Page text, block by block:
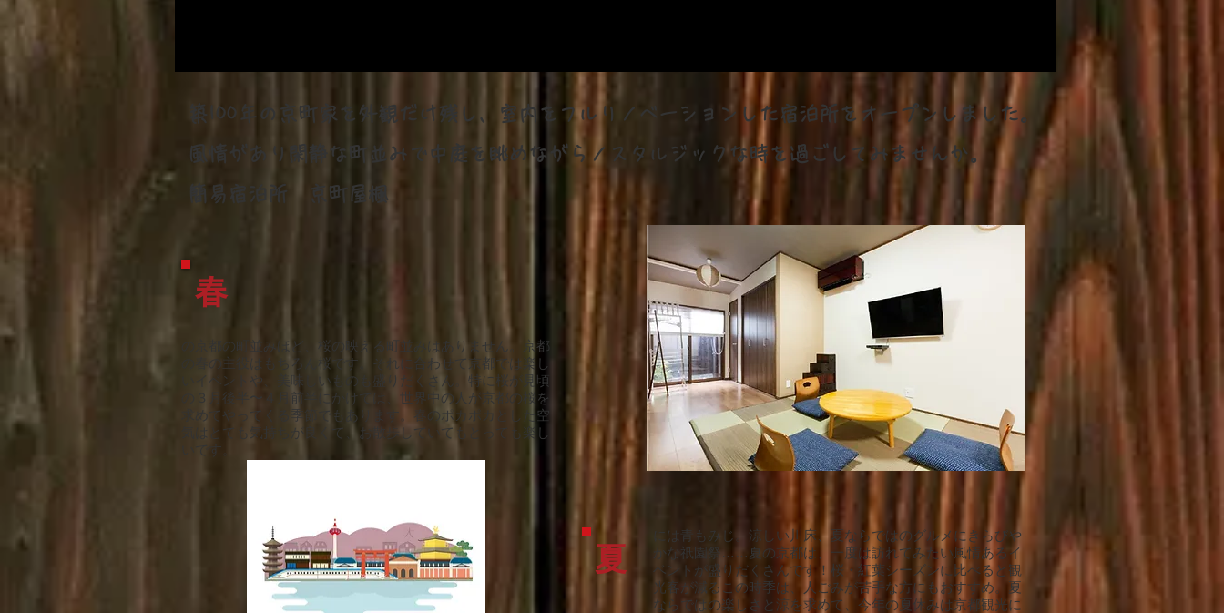
築100年の京町家を外観だけ残し、室内をフルリノベーションした宿泊所をオープンしました。
風情があり閑静な町並みで中庭を眺めながらノスタルジックな時を過ごしてみませんか 。
簡易宿泊所 京町屋楓
春
の京都の町並みほど、桜の映える町並みはありません。京都
の春の主役はもちろん桜です。それに合わせて京都では楽し
いイベントや、美味しいものも盛りだくさん。特に桜が見頃
の３月後半〜４月前半にかけては、世界中の人が京都の桜を
求めてやってくる季節でもあります。春のポカポカとした空
気はとても気持ちが良くて、お散歩していてもとっても楽し
いです。
夏
には青もみじ。涼しい川床、夏ならではのグルメにきらびや
かな祇園祭……夏の京都は、一度は訪れてみたい風情あるイ
ベントが盛りだくさんです！桜・紅葉シーズンに比べると観
光客が減るこの時季は、人ごみが苦手な方にもおすすめ。夏
ならではの楽しさと涼を求めて、今年の夏休みは京都観光に